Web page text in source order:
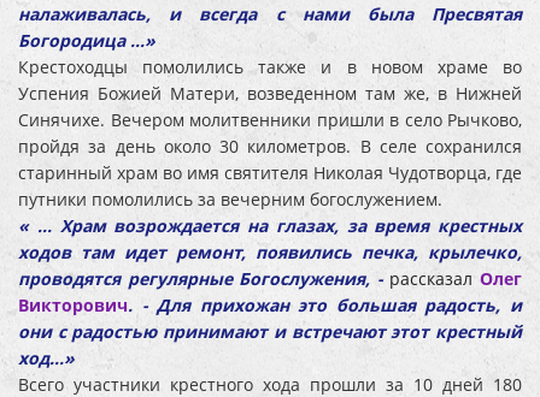
налаживалась, и всегда с нами была Пресвятая
Богородица …»
Крестоходцы помолились также и в новом храме во
Успения Божией Матери, возведенном там же, в Нижней
Синячихе. Вечером молитвенники пришли в село Рычково,
пройдя за день около 30 километров. В селе сохранился
старинный храм во имя святителя Николая Чудотворца, где
путники помолились за вечерним богослужением.
« … Храм возрождается на глазах, за время крестных
ходов там идет ремонт, появились печка, крылечко,
проводятся регулярные Богослужения, - рассказал Олег
Викторович. - Для прихожан это большая радость, и
они с радостью принимают и встречают этот крестный
ход…»
Всего участники крестного хода прошли за 10 дней 180